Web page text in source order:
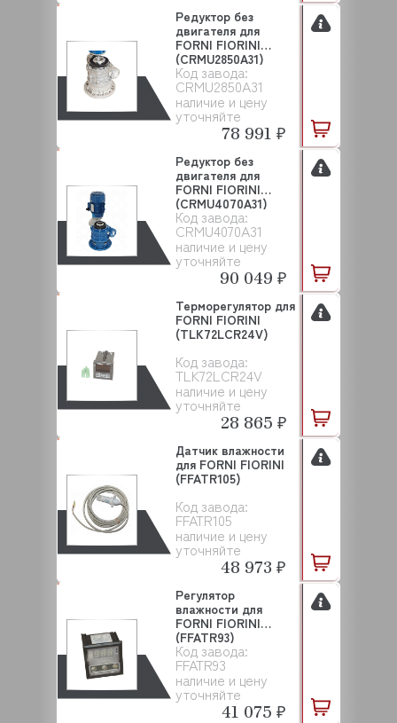
Код завода:
CRMU2850A31
наличие и цену
уточняйте
Редуктор без
двигателя для
FORNI FIORINI
(CRMU2850A31)
78 991 ₽
Код завода:
CRMU4070A31
наличие и цену
уточняйте
Редуктор без
двигателя для
FORNI FIORINI
(CRMU4070A31)
90 049 ₽
Код завода:
TLK72LCR24V
наличие и цену
уточняйте
Терморегулятор для
FORNI FIORINI
(TLK72LCR24V)
28 865 ₽
Код завода:
FFATR105
наличие и цену
уточняйте
Датчик влажности
для FORNI FIORINI
(FFATR105)
48 973 ₽
Код завода:
FFATR93
наличие и цену
уточняйте
Регулятор
влажности для
FORNI FIORINI
(FFATR93)
41 075 ₽